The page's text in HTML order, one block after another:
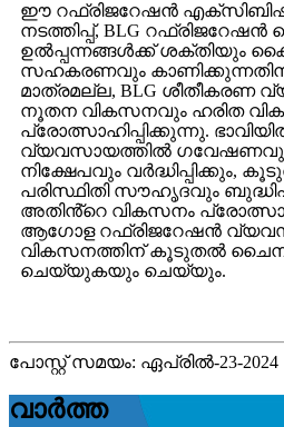
ഈ റഫ്രിജറേഷൻ
നടത്തിപ്പ്, BLG
ഉൽപ്പന്നങ്ങൾക്ക് ശക്തിയും
സഹകരണവും
മാത്രമല്ല, BLG ശീതീകരണ
നൂതന വികസനവും ഹരിത
പ്രോത്സാഹിപ്പിക്കുന്നു.
വ്യവസായത്തിൽ
നിക്ഷേപവും വർദ്ധിപ്പിക്കും,
പരിസ്ഥിതി സൗഹൃദവും
അതിൻ്റെ വികസനം
ആഗോള റഫ്രിജറേഷൻ
വികസനത്തിന് കൂടുതൽ
ചെയ്യുകയും ചെയ്യും.
പോസ്റ്റ് സമയം: ഏപ്രിൽ-23-2024
വാർത്ത